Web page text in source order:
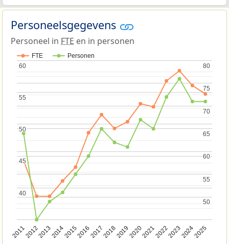
Personeelsgegevens
Personeel in FTE en in personen
FTE Personen
201120122013201420152016201720182019202020212022202320242025
40
40
45
45
50
50
55
55
60
60
50
50
55
55
60
60
65
65
70
70
75
75
80
80